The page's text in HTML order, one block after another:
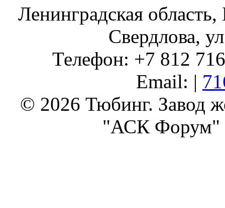
Ленинградская
Свердлова,
Телефон: +7 812
Email: |
© 2026 Тюбинг. Завод
"АСК Форум"